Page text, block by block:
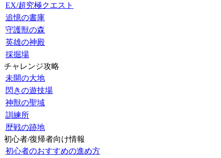
EX/超究極クエスト
追憶の書庫
守護獣の森
英雄の神殿
採掘場
チャレンジ攻略
未開の大地
閃きの遊技場
神獣の聖域
訓練所
歴戦の跡地
初心者/復帰者向け情報
初心者のおすすめの進め方